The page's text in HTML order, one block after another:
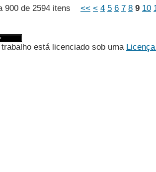
900 de 2594 itens << < 4 5 6 7 8 9 10
está licenciado sob uma